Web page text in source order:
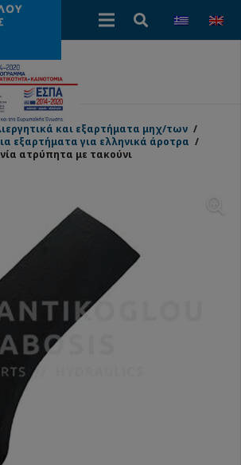
και εξαρτήματα μηχ/των /
εξαρτήματα για ελληνικά άροτρα /
ατρύπητα με τακούνι